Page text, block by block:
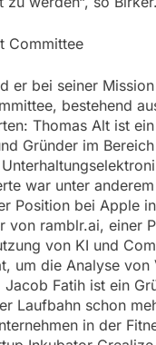
Committee
er bei seiner
bestehend
Thomas Alt ist
Gründer im
war unter
Position bei Apple
von ramblr.ai, einer
von KI und
um die Analyse von
Jacob Fatih ist ein
Laufbahn schon
in der